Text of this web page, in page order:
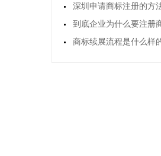
深圳申请商标注册的方